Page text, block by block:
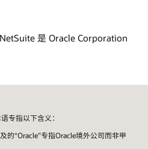
是 Oracle Corporation
专指以下含义：
的“Oracle”专指Oracle境外公司而非甲